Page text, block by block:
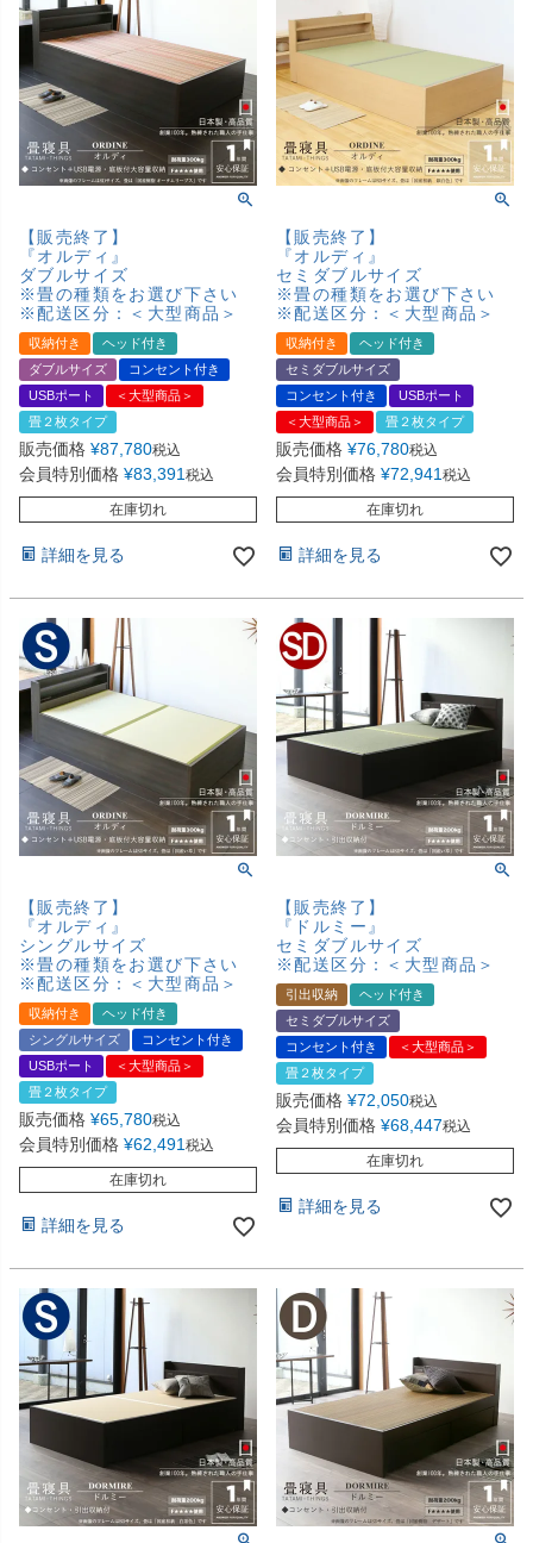
【販売終了】
『オルディ』
ダブルサイズ
※畳の種類をお選び下さい
※配送区分：＜大型商品＞
収納付き
ヘッド付き
ダブルサイズ
コンセント付き
USBポート
＜大型商品＞
畳２枚タイプ
販売価格 ¥87,780税込
会員特別価格 ¥83,391 税込
在庫切れ
詳細を見る
【販売終了】
『オルディ』
セミダブルサイズ
※畳の種類をお選び下さい
※配送区分：＜大型商品＞
収納付き
ヘッド付き
セミダブルサイズ
コンセント付き
USBポート
＜大型商品＞
畳２枚タイプ
販売価格 ¥76,780税込
会員特別価格 ¥72,941 税込
在庫切れ
詳細を見る
【販売終了】
『オルディ』
シングルサイズ
※畳の種類をお選び下さい
※配送区分：＜大型商品＞
収納付き
ヘッド付き
シングルサイズ
コンセント付き
USBポート
＜大型商品＞
畳２枚タイプ
販売価格 ¥65,780税込
会員特別価格 ¥62,491 税込
在庫切れ
詳細を見る
【販売終了】
『ドルミー』
セミダブルサイズ
※配送区分：＜大型商品＞
引出収納
ヘッド付き
セミダブルサイズ
コンセント付き
＜大型商品＞
畳２枚タイプ
販売価格 ¥72,050税込
会員特別価格 ¥68,447税込
在庫切れ
詳細を見る